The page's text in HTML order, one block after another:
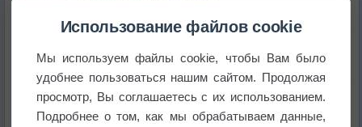
историю
В Центральной России наступают самые жаркие
дни этого лета
Использование файлов cookie
Мы используем файлы cookie, чтобы Вам было
удобнее пользоваться нашим сайтом. Продолжая
просмотр, Вы соглашаетесь с их использованием.
Подробнее о том, как мы обрабатываем данные,